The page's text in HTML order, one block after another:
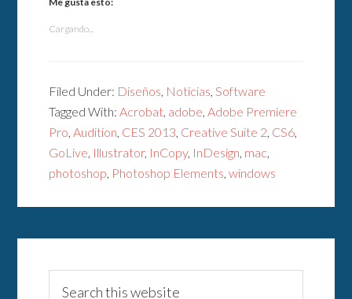
Cargando...
Filed Under: Diseños Noticias Software
Tagged With: Acrobat adobe Adobe Premiere
Pro Audition CES 2013 Creative Suite 2 CS6
GoLive Illustrator, InCopy, InDesign mac
photoshop Photoshop Elements ,windows